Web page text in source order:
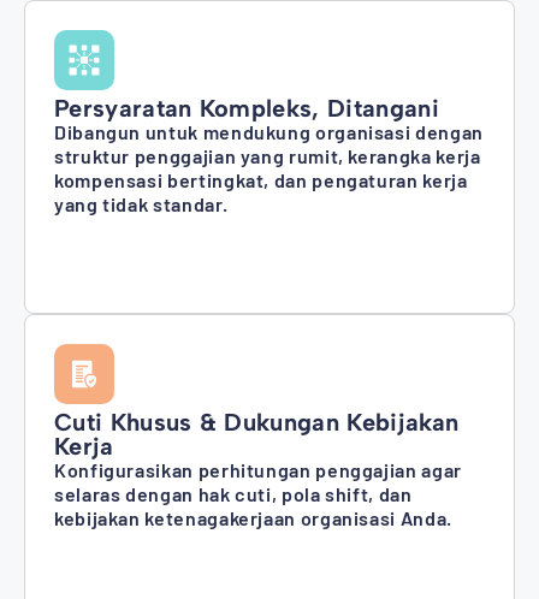
Persyaratan Kompleks, Ditangani
Dibangun untuk mendukung organisasi dengan
struktur penggajian yang rumit, kerangka kerja
kompensasi bertingkat, dan pengaturan kerja
yang tidak standar.
Cuti Khusus & Dukungan Kebijakan
Kerja
Konfigurasikan perhitungan penggajian agar
selaras dengan hak cuti, pola shift, dan
kebijakan ketenagakerjaan organisasi Anda.